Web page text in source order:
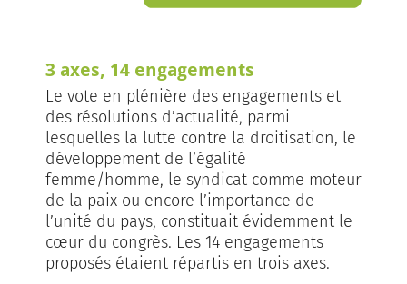
3 axes, 14 engagements
Le vote en plénière des engagements et
des résolutions d’actualité, parmi
lesquelles la lutte contre la droitisation, le
développement de l’égalité
femme/homme, le syndicat comme moteur
de la paix ou encore l’importance de
l’unité du pays, constituait évidemment le
cœur du congrès. Les 14 engagements
proposés étaient répartis en trois axes.